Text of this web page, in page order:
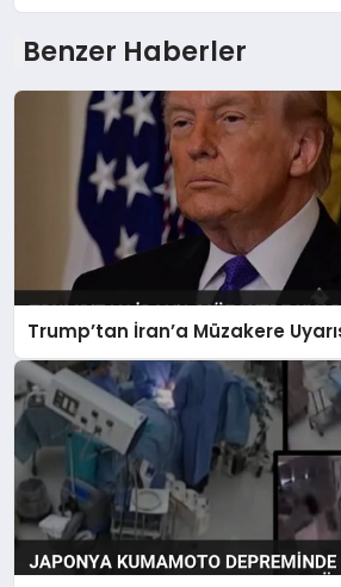
Benzer Haberler
Trump’tan İran’a Müzakere